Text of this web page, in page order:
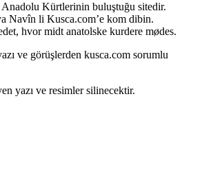
Kürtlerinin buluştuğu sitedir.
Navîn li Kusca.com’e kom dibin.
hvor midt anatolske kurdere mødes.
ve görüşlerden kusca.com sorumlu
yazı ve resimler silinecektir.